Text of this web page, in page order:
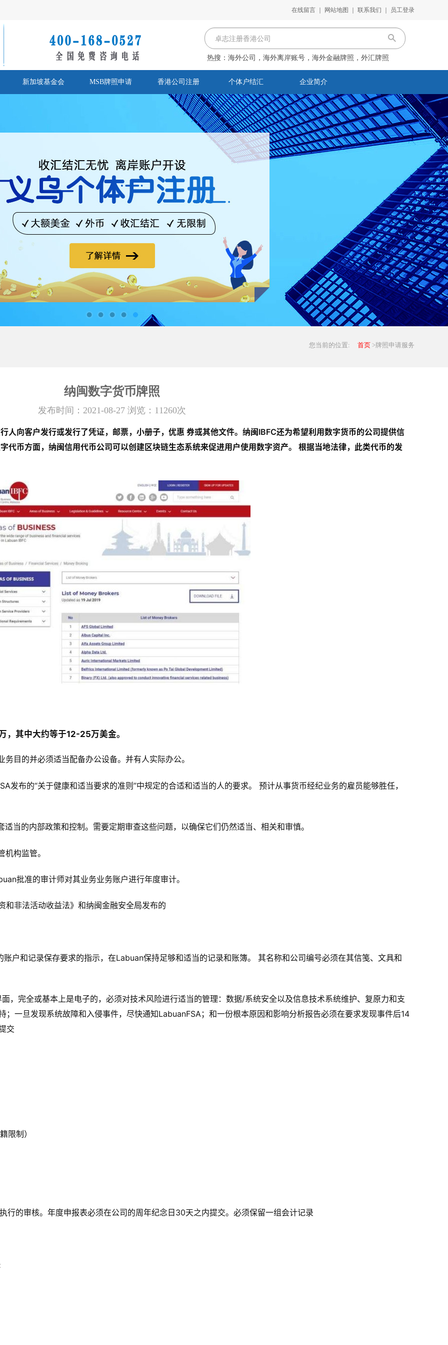
在线留言 网站地图 联系我们 员工登录
热搜： 海外公司，海外离岸账号，海外金融牌照，外汇牌照
新加坡基金会 MSB牌照申请 香港公司注册 个体户结汇 企业简介
您当前的位置: 首页 >牌照申请服务
纳闽数字货币牌照
发布时间：2021-08-27 浏览：11260次
人向客户发行或发行了凭证，邮票，小册子，优惠 券或其他文件。纳闽IBFC还为希望利用数字货币的公司提供信
代币方面，纳闽信用代币公司可以创建区块链生态系统来促进用户使用数字资产。 根据当地法律，此类代币的发
其中大约等于12-25万美金。
目的并必须适当配备办公设备。并有人实际办公。
发布的“关于健康和适当要求的准则”中规定的合适和适当的人的要求。 预计从事货币经纪业务的雇员能够胜任，
当的内部政策和控制。需要定期审查这些问题，以确保它们仍然适当、相关和审慎。
构监管。
批准的审计师对其业务业务账户进行年度审计。
非法活动收益法》和纳闽金融安全局发布的
户和记录保存要求的指示，在Labuan保持足够和适当的记录和账簿。 其名称和公司编号必须在其信笺、文具和
，完全或基本上是电子的，必须对技术风险进行适当的管理：数据/系统安全以及信息技术系统维护、复原力和支
；一旦发现系统故障和入侵事件，尽快通知LabuanFSA；和一份根本原因和影响分析报告必须在要求发现事件后14
交
限制）
行的审核。年度申报表必须在公司的周年纪念日30天之内提交。必须保留一组会计记录